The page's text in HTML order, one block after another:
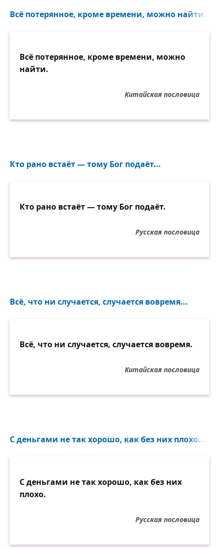
Всё потерянное, кроме времени, можно найти...
Всё потерянное, кроме времени, можно
найти.
Китайская пословица
Кто рано встаёт — тому Бог подаёт...
Кто рано встаёт — тому Бог подаёт.
Русская пословица
Всё, что ни случается, случается вовремя...
Всё, что ни случается, случается вовремя.
Китайская пословица
С деньгами не так хорошо, как без них плохо...
С деньгами не так хорошо, как без них
плохо.
Русская пословица